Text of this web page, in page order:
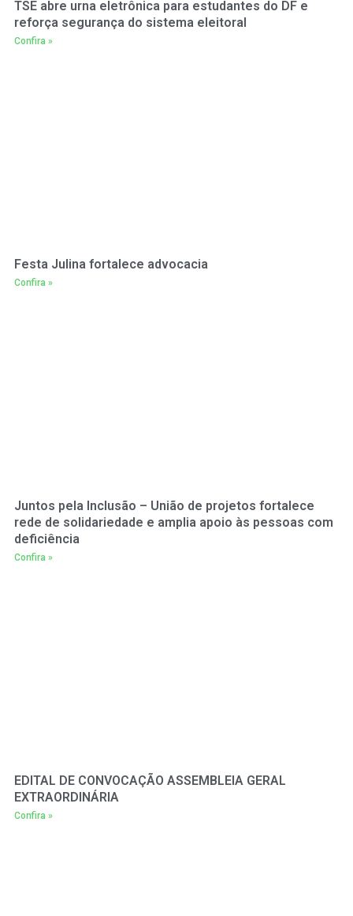
TSE abre urna eletrônica para estudantes do DF e
reforça segurança do sistema eleitoral
Confira »
Festa Julina fortalece advocacia
Confira »
Juntos pela Inclusão – União de projetos fortalece
rede de solidariedade e amplia apoio às pessoas com
deficiência
Confira »
EDITAL DE CONVOCAÇÃO ASSEMBLEIA GERAL
EXTRAORDINÁRIA
Confira »